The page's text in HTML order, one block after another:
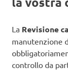
La Revisione
manutenzione
controllo da